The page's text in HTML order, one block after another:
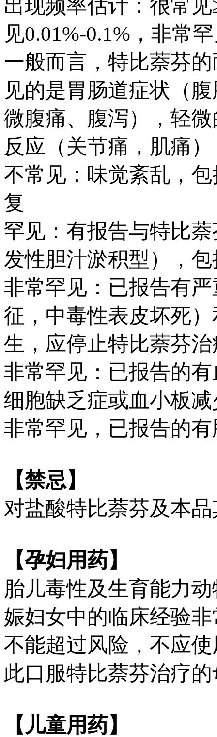
出现频率估计：很常
见0.01%-0.1%，非常
一般而言，特比萘芬
见的是胃肠道症状（
微腹痛、腹泻），轻
反应（关节痛，肌痛）
不常见：味觉紊乱，
复
罕见：有报告与特比
发性胆汁淤积型），
非常罕见：已报告有严
征，中毒性表皮坏死
生，应停止特比萘芬治
非常罕见：已报告的
细胞缺乏症或血小板
非常罕见，已报告的
【禁忌】
对盐酸特比萘芬及本
【孕妇用药】
胎儿毒性及生育能力
娠妇女中的临床经验
不能超过风险，不应
此口服特比萘芬治疗
【儿童用药】